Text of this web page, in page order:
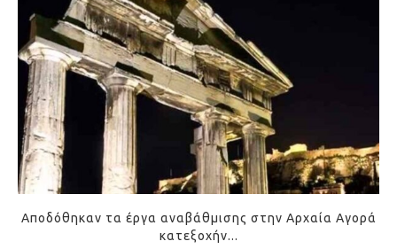
Αποδόθηκαν τα έργα αναβάθμισης στην Αρχαία Αγορά
κατεξοχήν...